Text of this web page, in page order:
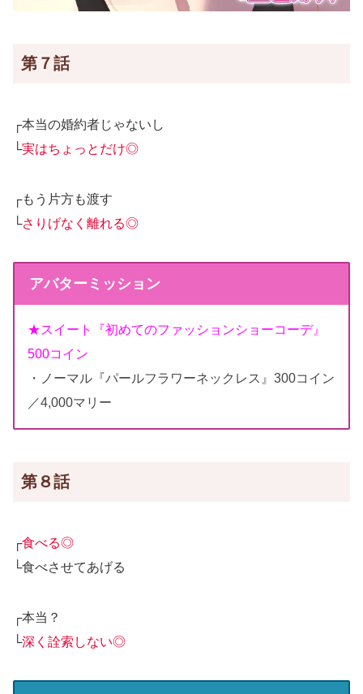
第７話
┌本当の婚約者じゃないし
└実はちょっとだけ◎
┌もう片方も渡す
└さりげなく離れる◎
アバターミッション
★スイート『初めてのファッションショーコーデ』
500コイン
・ノーマル『パールフラワーネックレス』300コイン
／4,000マリー
第８話
┌食べる◎
└食べさせてあげる
┌本当？
└深く詮索しない◎